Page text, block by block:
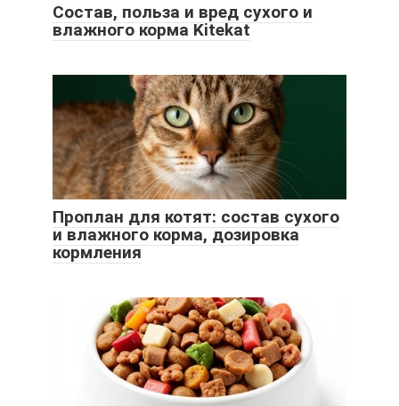
Состав, польза и вред сухого и
влажного корма Kitekat
Проплан для котят: состав сухого
и влажного корма, дозировка
кормления